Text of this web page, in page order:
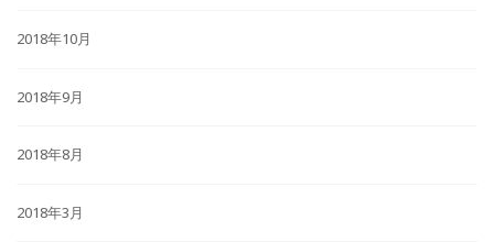
2018年10月
2018年9月
2018年8月
2018年3月